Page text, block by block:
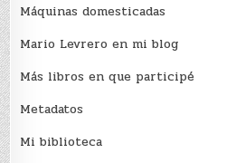
Máquinas domesticadas
Mario Levrero en mi blog
Más libros en que participé
Metadatos
Mi biblioteca